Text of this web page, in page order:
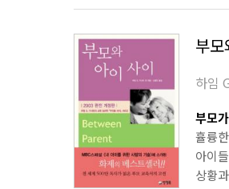
부모
하임
부모
휼륭
아이
상황